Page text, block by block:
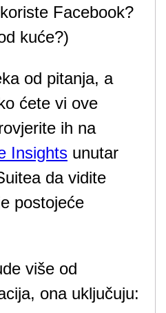
Facebook?
kuće?)
od pitanja, a
ćete vi ove
ih na
Insights unutar
da vidite
postojeće
više od
ona uključuju: